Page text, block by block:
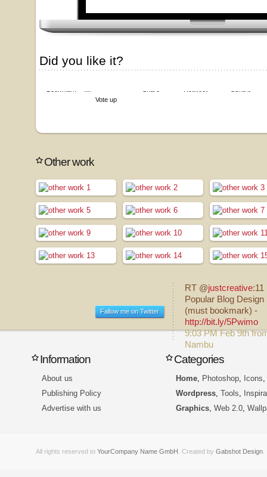
Did you like it?
Vote up
Other work
Fallow me on Twitter
RT @justcreative:11
Popular Blog Design
(must bookmark) -
http://bit.ly/5Pwimo
9:03 PM Feb 9th
Nambu
Information
About us
Publishing Policy
Advertise with us
Categories
Home Photoshop Icons
Wordpress Tools
Graphics Web 2.0
All rights reserved to YourCompany Name GmbH . Created by Gabshot Design